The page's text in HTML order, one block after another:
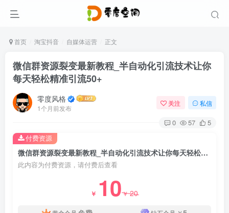
首页 淘宝抖音 自媒体运营 正文
微信群资源裂变最新教程_半自动化引流技术让你
每天轻松精准引流50+
零度风格
1个月前发布
关注 私信
0 57 5
微信群资源裂变最新教程_半自动化引流技术让你每天轻松精准引流50+
此内容为付费资源，请付费后查看
￥ 10￥20
付费资源